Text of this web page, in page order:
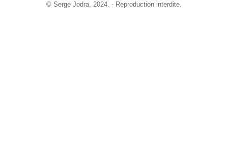
© Serge Jodra, 2024. - Reproduction interdite.